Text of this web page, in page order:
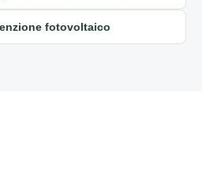
fotovoltaico